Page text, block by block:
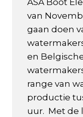
ASA Boot
van
gaan doen
en
range van
productie
uur. Met de